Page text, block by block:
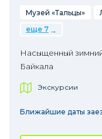
Музей «Тальцы»
еще 7
Насыщенный
Байкала
Экскурсии
Ближайшие даты